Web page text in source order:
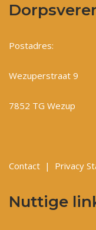
Postadres:
Wezuperstraat 9
7852 TG Wezup
Contact | Privacy
Nuttige